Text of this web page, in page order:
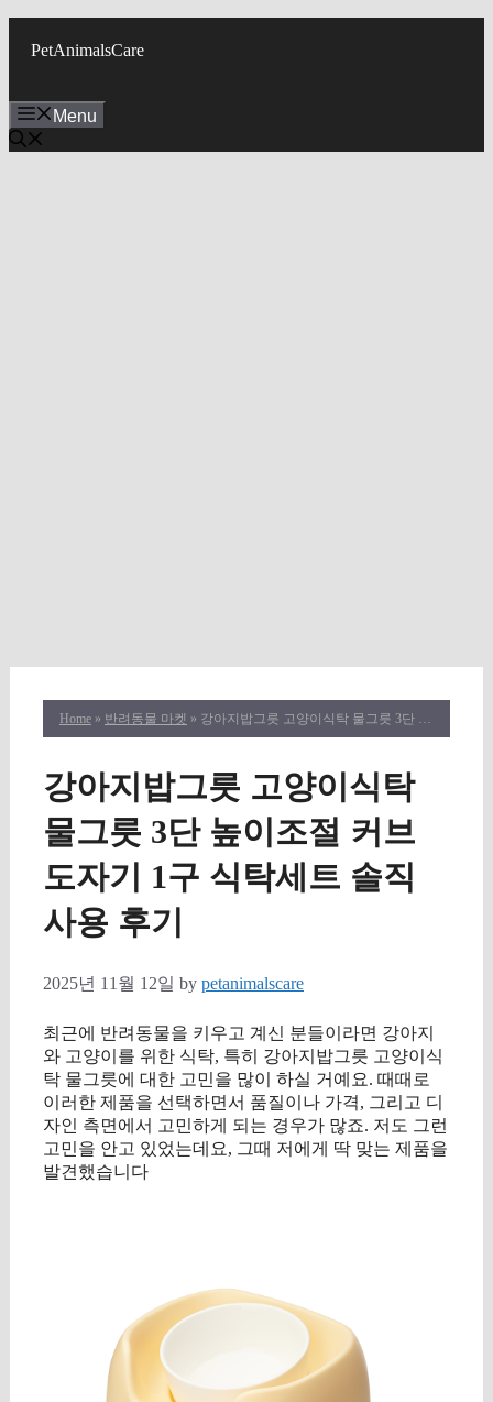
PetAnimalsCare
Menu
Home » 반려동물 마켓 » 강아지밥그릇 고양이식탁 물그릇 3단 높이조절 커브 도자기 1구 식탁세트 솔직 사용 후기
강아지밥그릇 고양이식탁
물그릇 3단 높이조절 커브
도자기 1구 식탁세트 솔직
사용 후기
2025년 11월 12일 by petanimalscare
최근에 반려동물을 키우고 계신 분들이라면 강아지
와 고양이를 위한 식탁, 특히 강아지밥그릇 고양이식
탁 물그릇에 대한 고민을 많이 하실 거예요. 때때로
이러한 제품을 선택하면서 품질이나 가격, 그리고 디
자인 측면에서 고민하게 되는 경우가 많죠. 저도 그런
고민을 안고 있었는데요, 그때 저에게 딱 맞는 제품을
발견했습니다